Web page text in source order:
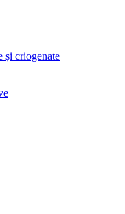
și criogenate